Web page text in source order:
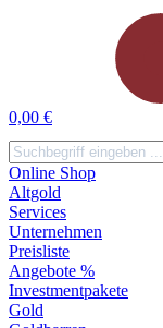
0,00 €
Online Shop
Altgold
Services
Unternehmen
Preisliste
Angebote %
Investmentpakete
Gold